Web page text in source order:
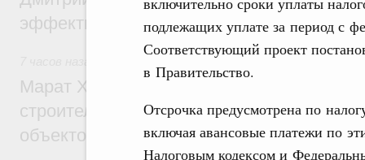
подлежащих уплате за период с
Соответствующий проект
в Правительство.
Отсрочка предусмотрена по
включая авансовые платежи по
Налоговым кодексом и
эффективность поддержки сельских
Экономика городов. Городская среда
Марат Хуснуллин: «Единый заказчик»
строительство и реконструкцию более
объектов